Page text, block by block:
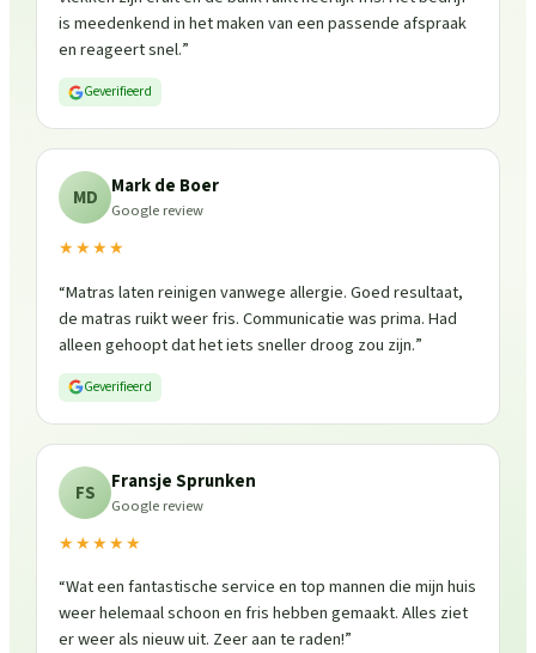
is meedenkend in het maken van een passende afspraak
en reageert snel.”
Geverifieerd
MD Mark de Boer
Google review
★★★★
“Matras laten reinigen vanwege allergie. Goed resultaat,
de matras ruikt weer fris. Communicatie was prima. Had
alleen gehoopt dat het iets sneller droog zou zijn.”
Geverifieerd
FS Fransje Sprunken
Google review
★★★★★
“Wat een fantastische service en top mannen die mijn huis
weer helemaal schoon en fris hebben gemaakt. Alles ziet
er weer als nieuw uit. Zeer aan te raden!”